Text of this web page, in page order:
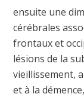
ensuite une
cérébrales
frontaux et
lésions de la
vieillissement,
et à la démence,